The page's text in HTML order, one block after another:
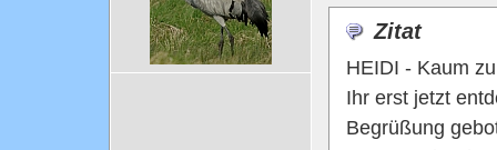
Zitat
HEIDI - Kaum
Ihr erst jetzt
Begrüßung